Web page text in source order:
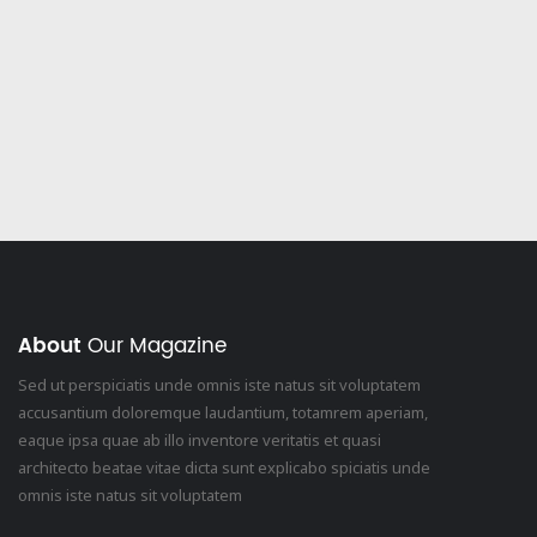
About Our Magazine
Sed ut perspiciatis unde omnis iste natus sit voluptatem
accusantium doloremque laudantium, totamrem aperiam,
eaque ipsa quae ab illo inventore veritatis et quasi
architecto beatae vitae dicta sunt explicabo spiciatis unde
omnis iste natus sit voluptatem